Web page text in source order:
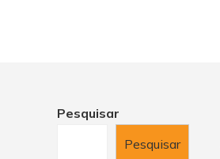
Pesquisar
Pesquisar